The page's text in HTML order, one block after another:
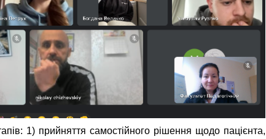
1) прийняття самостійного рішення щодо пацієнта,